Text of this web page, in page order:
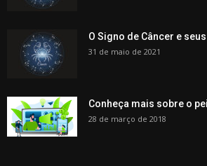
O Signo de Câncer e
31 de maio de 2021
Conheça mais sobre o
28 de março de 2018